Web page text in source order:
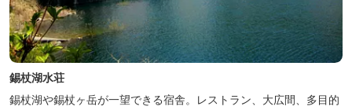
錫杖湖水荘
錫杖湖や錫杖ヶ岳が一望できる宿舎。レストラン、大広間、多目的